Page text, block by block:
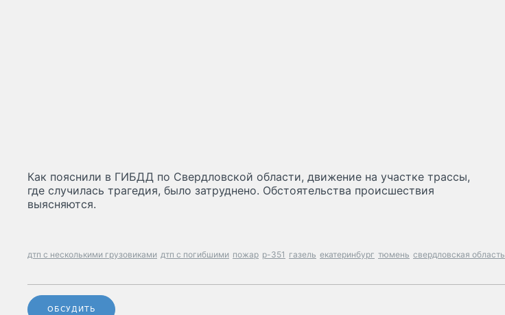
Как пояснили в ГИБДД по Свердловской области, движение на участке трассы,
где случилась трагедия, было затруднено. Обстоятельства происшествия
выясняются.
дтп с несколькими грузовиками дтп с погибшими пожар р-351 газель екатеринбург тюмень свердловская область
ОБСУДИТЬ